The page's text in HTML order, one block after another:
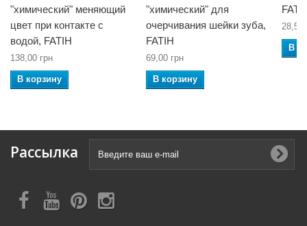
"химический" меняющий
цвет при контакте с
водой, FATIH
138,00 грн
В корзину
"химический" для
очерчивания шейки зуба,
FATIH
69,00 грн
В корзину
28,52
В
Рассылка